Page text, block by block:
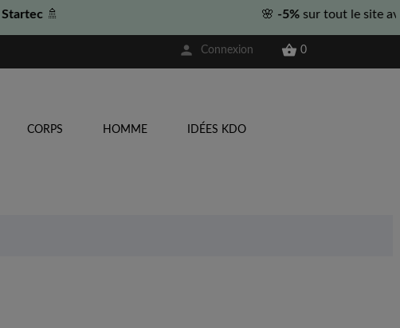
sur tout le site avec le code
person Connexion  0
CORPS HOMME IDÉES KDO